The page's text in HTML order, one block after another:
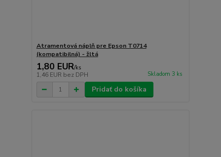
Atramentová náplň pre Epson T0714
(kompatibilná) - žltá
1,80 EUR/ks
1,46 EUR bez DPH Skladom 3 ks
Pridať do košíka